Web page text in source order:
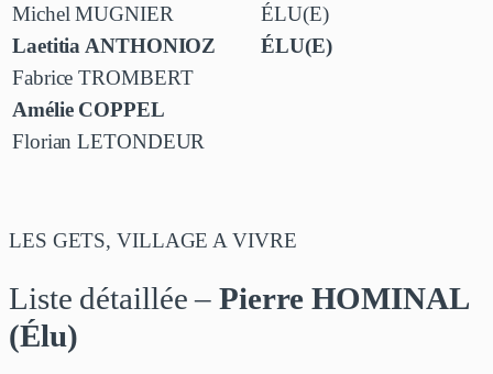
Michel MUGNIER
ÉLU(E)
Laetitia ANTHONIOZ
ÉLU(E)
Fabrice TROMBERT
Amélie COPPEL
Florian LETONDEUR
LES GETS, VILLAGE A VIVRE
Liste détaillée –Pierre HOMINAL
(Élu)